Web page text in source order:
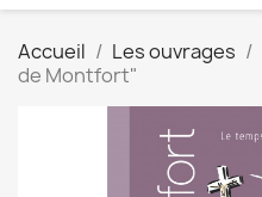
Accueil Les ouvrages
de Montfort"